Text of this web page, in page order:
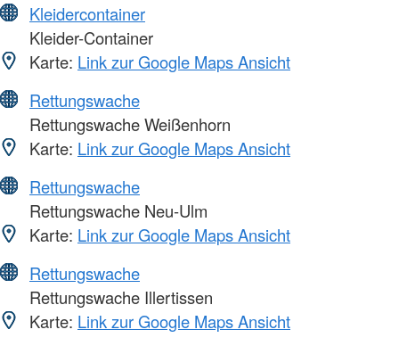
Kleidercontainer
Kleider-Container
Karte: Link zur Google Maps Ansicht
Rettungswache
Rettungswache Weißenhorn
Karte: Link zur Google Maps Ansicht
Rettungswache
Rettungswache Neu-Ulm
Karte: Link zur Google Maps Ansicht
Rettungswache
Rettungswache Illertissen
Karte: Link zur Google Maps Ansicht